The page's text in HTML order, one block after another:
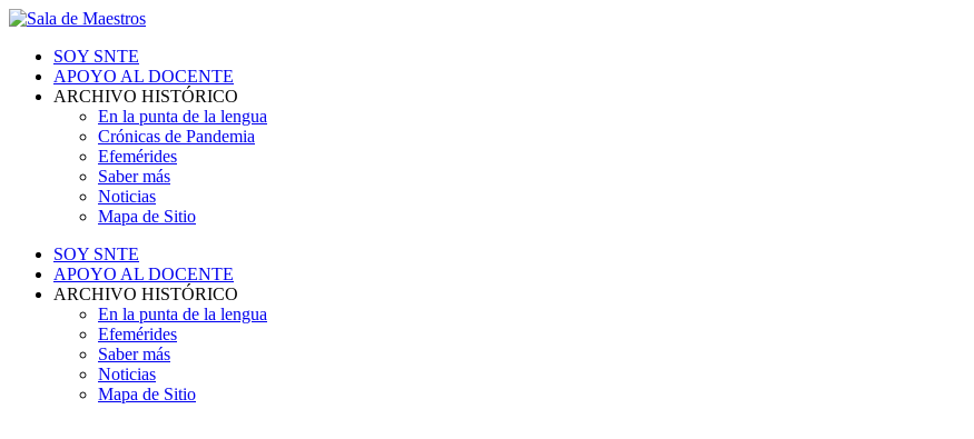
SOY SNTE
APOYO AL DOCENTE
ARCHIVO HISTÓRICO
En la punta de la lengua
Crónicas de Pandemia
Efemérides
Saber más
Noticias
Mapa de Sitio
SOY SNTE
APOYO AL DOCENTE
ARCHIVO HISTÓRICO
En la punta de la lengua
Efemérides
Saber más
Noticias
Mapa de Sitio